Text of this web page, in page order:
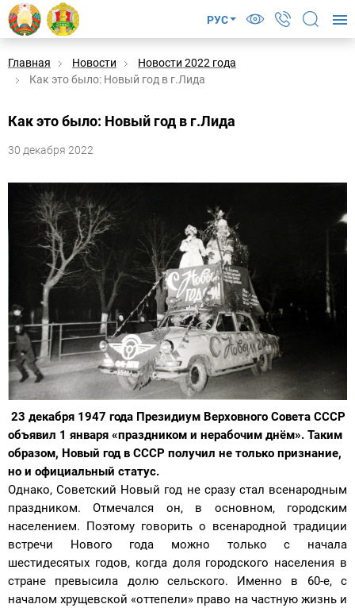
РУС
Главная Новости
Новости 2022 года
Как это было: Новый год в г.Лида
Как это было: Новый год в г.Лида
30 декабря 2022
23 декабря 1947 года Президиум Верховного Совета СССР
объявил 1 января «праздником и нерабочим днём». Таким
образом, Новый год в СССР получил не только признание,
но и официальный статус.
Однако, Советский Новый год не сразу стал всенародным
праздником. Отмечался он, в основном, городским
населением. Поэтому говорить о всенародной традиции
встречи Нового года можно только с начала
шестидесятых годов, когда доля городского населения в
стране превысила долю сельского. Именно в 60-е, с
началом хрущевской «оттепели» право на частную жизнь и